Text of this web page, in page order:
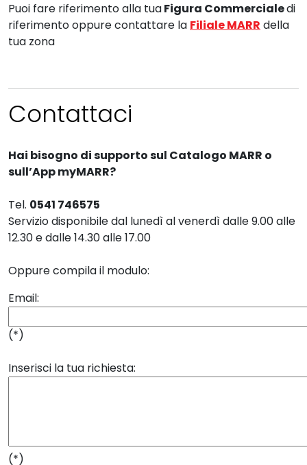
Puoi fare riferimento alla tuaFigura Commercialedi
riferimento oppure contattare la Filiale MARR della
tua zona
Contattaci
Hai bisogno di supporto sul Catalogo MARR o
sull’App myMARR?
Tel. 0541 746575
Servizio disponibile dal lunedì al venerdì dalle 9.00 alle
12.30 e dalle 14.30 alle 17.00
Oppure compila il modulo:
Email:
(*)
Inserisci la tua richiesta:
(*)